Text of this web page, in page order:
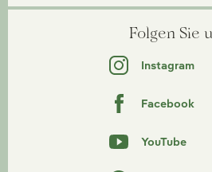
Folgen Sie
Instagram
Facebook
YouTube